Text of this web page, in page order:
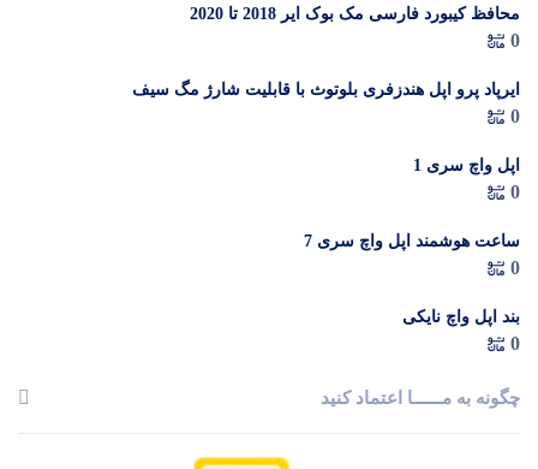
محافظ کیبورد فارسی مک بوک ایر 2018 تا 2020
0
ایرپاد پرو اپل هندزفری بلوتوث با قابلیت شارژ مگ سیف
0
اپل واچ سری 1
0
ساعت هوشمند اپل واچ سری 7
0
بند اپل واچ نایکی
0
چگونه به مــــــا اعتماد کنید